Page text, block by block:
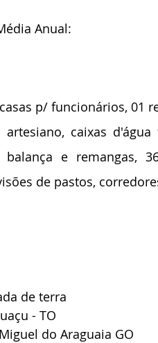
Anual:
casas p/ funcionários, 01
caixas
e remangas,
de pastos,
de terra
- TO
do Araguaia GO